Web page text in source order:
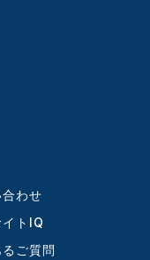
わせ
トIQ
ご質問